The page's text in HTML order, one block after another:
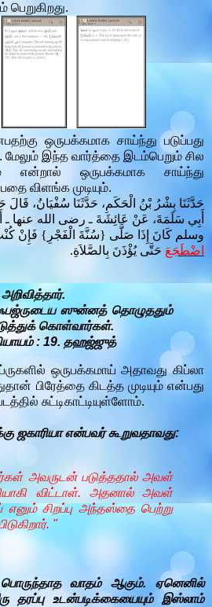
ஒருபக்கமாக சாய்ந்து படுப்பது
இந்த வார்த்தை இடம்பெறும் சில
ஒருபக்கமாக சாய்ந்து
விளங்க முடியும்.
حَدَّثَنَا بِشْرُ بْنُ الْحَكَمِ، حَدَّثَنَا سُفْيَانُ، قَالَ
أَبِي سَلَمَةَ، عَنْ عَائِشَةَ ـ رضى الله عنها ـ
وسلم كَانَ إِذَا صَلَّى ‏{‏سُنَّةَ الْفَجْرِ‏}‏ فَإِنْ
اضْطَجَعَ حَتَّى يُؤْذَنَ بِالصَّلاَةِ‏.‏
ஸுன்னத் தொழுததும்
கொள்வார்கள்.
: 19. தஹஜ்ஜுத்
ஒருபக்கமாய் அதாவது கிப்லா
பிரேத்தை கிடத்த முடியும் என்பது
சுட்டிகாட்டியுள்ளோம்.
ஜகாரியா என்பவர் கூறுவதாவது:
அவருடன் படுத்ததால் அவள்
விட்டாள். அதனால் அவள்
எனும் சிறப்பு அந்தஸ்தை பெற்று
"
பொருந்தாத வாதம் ஆகும். ஏனெனில்
தரப்பு உடன்படிக்கையையும் இஸ்லாம்